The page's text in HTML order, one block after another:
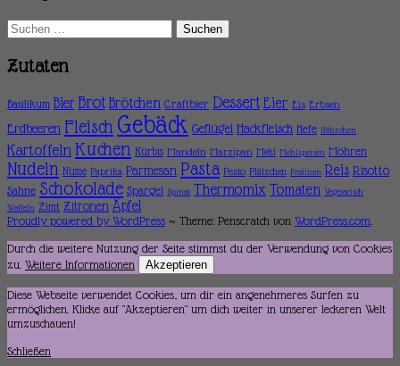
Suchen
nach:
Zutaten
Basilikum Bier Brot Brötchen Craftbier Dessert Eier Eis Erbsen
Erdbeeren Fleisch Gebäck Geflügel Hackfleisch Hefe Hähnchen
Kartoffeln Kuchen Kürbis Mandeln Marzipan Mehl Mehlspeisen Möhren
Nudeln Nüsse Paprika Parmesan Pasta Pesto Plätzchen Pralinen Reis Risotto
Sahne Schokolade Spargel Spinat Thermomix Tomaten Vegetarisch
Waffeln Zimt Zitronen Äpfel
Proudly powered by WordPress ~ Theme: Penscratch von WordPress.com.
Durch die weitere Nutzung der Seite stimmst du der Verwendung von Cookies
zu. Weitere Informationen Akzeptieren
Diese Webseite verwendet Cookies, um dir ein angenehmeres Surfen zu
ermöglichen. Klicke auf "Akzeptieren" um dich weiter in unserer leckeren Welt
umzuschauen!
Schließen